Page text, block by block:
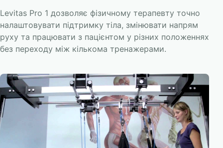
Levitas Pro 1 дозволяє фізичному терапевту точно
налаштовувати підтримку тіла, змінювати напрям
руху та працювати з пацієнтом у різних положеннях
без переходу між кількома тренажерами.